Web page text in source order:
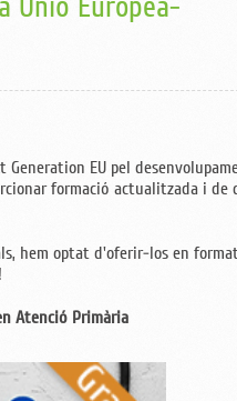
EU pel
formació actualitzada i de
hem optat d'oferir-los en
Atenció Primària